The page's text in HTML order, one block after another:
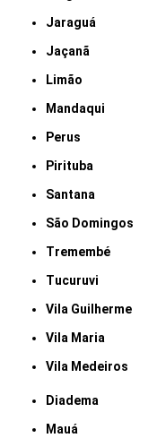
Jaraguá
Jaçanã
Limão
Mandaqui
Perus
Pirituba
Santana
São Domingos
Tremembé
Tucuruvi
Vila Guilherme
Vila Maria
Vila Medeiros
Diadema
Mauá